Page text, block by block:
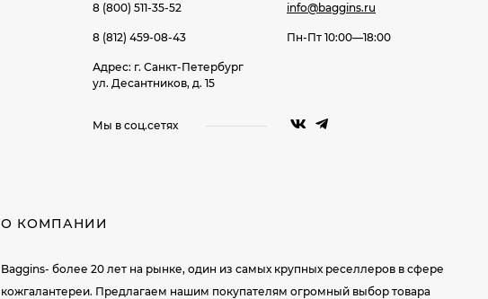
8 (800) 511-35-52
8 (812) 459-08-43
Адрес: г. Санкт-Петербург
ул. Десантников, д. 15
info@baggins.ru
Пн-Пт 10:00—18:00
Мы в соц.сетях
О КОМПАНИИ
Baggins- более 20 лет на рынке, один из самых крупных реселлеров в сфере
кожгалантереи. Предлагаем нашим покупателям огромный выбор товара